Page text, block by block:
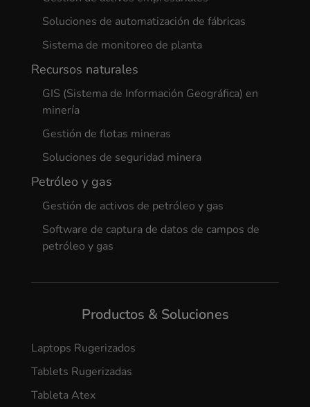
Soluciones de automatización de fábricas
Sistema de monitoreo de planta
Recursos naturales
GIS (Sistema de Información Geográfica) en
minería
Gestión de flotas mineras
Soluciones de seguridad minera
Petróleo y gas
Gestión de activos de petróleo y gas
Software de captura de datos de campos de
petróleo y gas
Productos & Soluciones
Laptops Rugerizados
Tablets Rugerizadas
Tableta Atex